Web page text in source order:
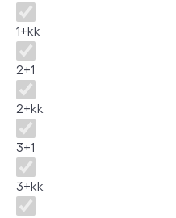
1+kk
2+1
2+kk
3+1
3+kk